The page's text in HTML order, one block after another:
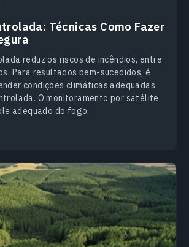
Técnicas Como Fazer
reduz os riscos de incêndios, entre
Para resultados bem-sucedidos, é
condições climáticas adequadas
O monitoramento por satélite
adequado do fogo.